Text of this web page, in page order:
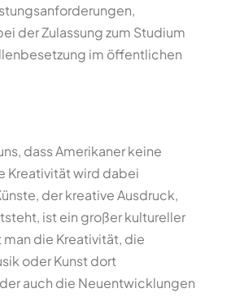
der Zulassung zum Studium
im öffentlichen
dass Amerikaner keine
Kreativität wird dabei
der kreative Ausdruck,
ist ein großer kultureller
die Kreativität, die
oder Kunst dort
auch die Neuentwicklungen